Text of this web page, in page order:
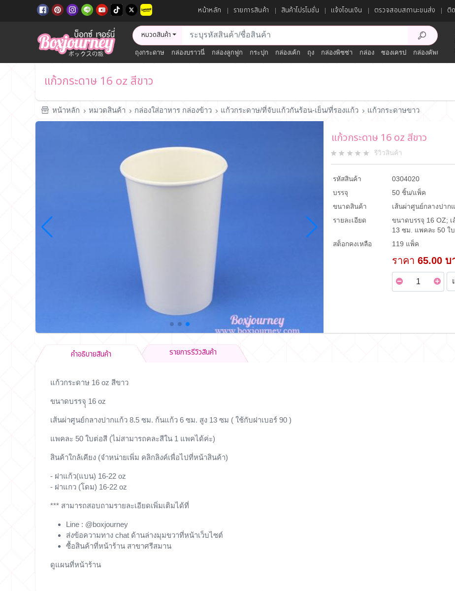
หน้าหลัก รายการสินค้า สินค้าโปรโมชั่น แจ้งโอนเงิน ตรวจสอบสถานะขนส่ง ติ
หมวดสินค้า
ถุงกระดาษ กล่องบราวนี่ กล่องลูกฟูก กระปุก กล่องเค้ก ถุง กล่องพิซซ่า กล่อง ซองเครป กล่องคัพเค้ก
แก้วกระดาษ 16 oz สีขาว
หน้าหลัก หมวดสินค้า กล่องใส่อาหาร กล่องข้าว แก้วกระดาษ/ที่จับแก้วกันร้อน-เย็น/ที่รองแก้ว แก้วกระดาษขาว
แก้วกระดาษ 16 oz สีขาว
รีวิวสินค้า
รหัสสินค้า
0304020
บรรจุ
50 ชิ้น/แพ็ค
ขนาดสินค้า
เส้นผ่าศูนย์กลางปาก
รายละเอียด
ขนาดบรรจุ 16 OZ;
13 ซม. แพคละ 50 ใ
สต็อกคงเหลือ
119 แพ็ค
ราคา 65.00
คำอธิบายสินค้า รายการรีวิวสินค้า
แก้วกระดาษ 16 oz สีขาว
ขนาดบรรจุุ 16 oz
เส้นผ่าศูนย์กลางปากแก้ว 8.5 ซม. ก้นแก้ว 6 ซม. สูง 13 ซม ( ใช้กับฝาเบอร์ 90 )
แพคละ 50 ใบต่อสี (ไม่สามารถคละสีใน 1 แพคได้ค่ะ)
สินค้าใกล้เคียง (จำหน่ายเพิ่ม คลิกลิงค์เพื่อไปที่หน้าสินค้า)
- ฝาแก้ว(แบน) 16-22 oz
- ฝาแกว (โดม) 16-22 oz
*** สามารถสอบถามรายละเอียดเพิ่มเติมได้ที่
Line : @boxjourney
ส่งข้อความทาง chat ด้านล่างมุมขวาที่หน้าเว็บไซต์
ซื้อสินค้าที่หน้าร้าน สาขาศรีสมาน
ดูแผนที่หน้าร้าน